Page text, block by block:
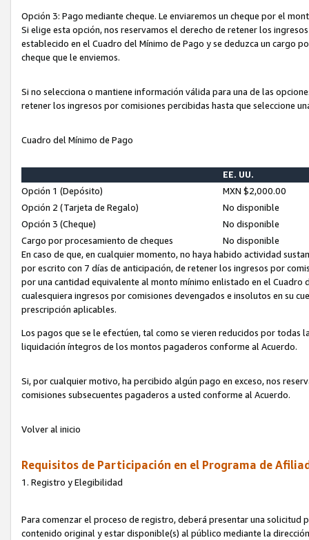
Opción 3: Pago mediante cheque. Le enviaremos un cheque por el
Si elige esta opción, nos reservamos el derecho de retener los
establecido en el Cuadro del Mínimo de Pago y se deduzca un cargo
cheque que le enviemos.
Si no selecciona o mantiene información válida para una de las
retener los ingresos por comisiones percibidas hasta que seleccione
Cuadro del Mínimo de Pago
EE. UU.
Opción 1 (Depósito)
MXN $2,000.00
Opción 2 (Tarjeta de Regalo)
No disponible
Opción 3 (Cheque)
No disponible
Cargo por procesamiento de cheques
No disponible
En caso de que, en cualquier momento, no haya habido actividad
por escrito con 7 días de anticipación, de retener los ingresos por
por una cantidad equivalente al monto mínimo enlistado en el
cualesquiera ingresos por comisiones devengados e insolutos en su
prescripción aplicables.
Los pagos que se le efectúen, tal como se vieren reducidos por todas
liquidación íntegros de los montos pagaderos conforme al Acuerdo.
Si, por cualquier motivo, ha percibido algún pago en exceso, nos
comisiones subsecuentes pagaderos a usted conforme al Acuerdo.
Volver al inicio
Requisitos de Participación en el Programa de
1. Registro y Elegibilidad
Para comenzar el proceso de registro, deberá presentar una solicitud
contenido original y estar disponible(s) al público mediante la